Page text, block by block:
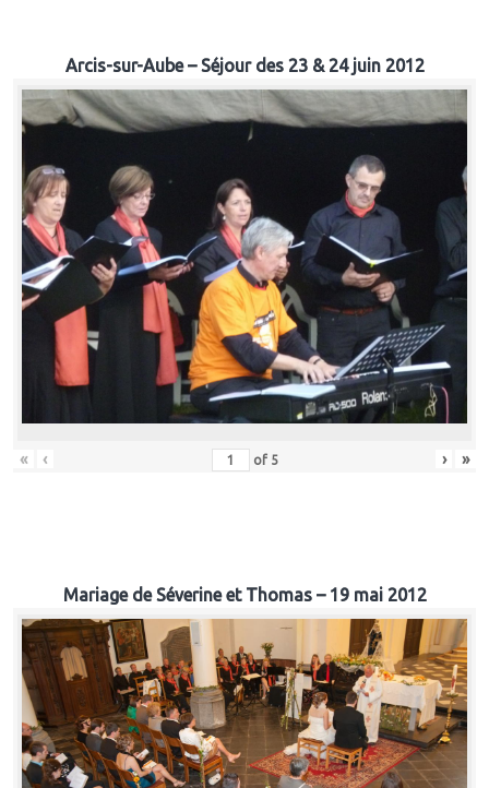
Arcis-sur-Aube – Séjour des 23 & 24 juin 2012
« ‹ of 5 › »
Mariage de Séverine et Thomas – 19 mai 2012